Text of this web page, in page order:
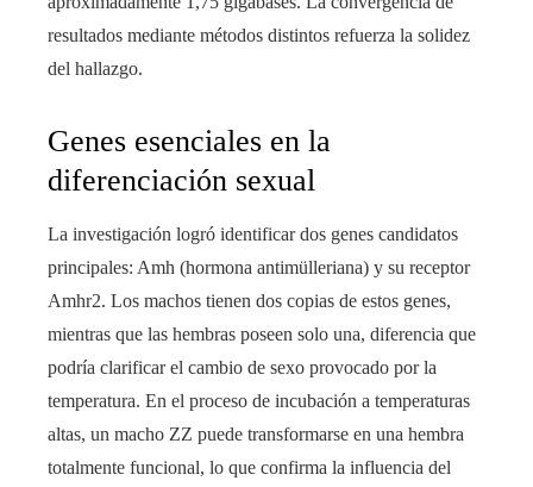
resultados mediante métodos distintos refuerza la solidez
del hallazgo.
Genes esenciales en la
diferenciación sexual
La investigación logró identificar dos genes candidatos
principales: Amh (hormona antimülleriana) y su receptor
Amhr2. Los machos tienen dos copias de estos genes,
mientras que las hembras poseen solo una, diferencia que
podría clarificar el cambio de sexo provocado por la
temperatura. En el proceso de incubación a temperaturas
altas, un macho ZZ puede transformarse en una hembra
totalmente funcional, lo que confirma la influencia del